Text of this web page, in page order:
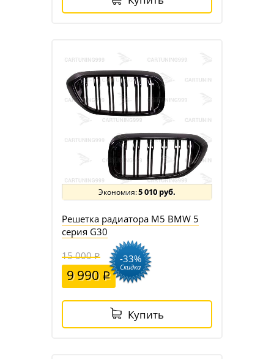
5 010 руб.
Решетка радиатора M5 BMW 5
серия G30
15 000
9 990
-33%
Скидка
Купить